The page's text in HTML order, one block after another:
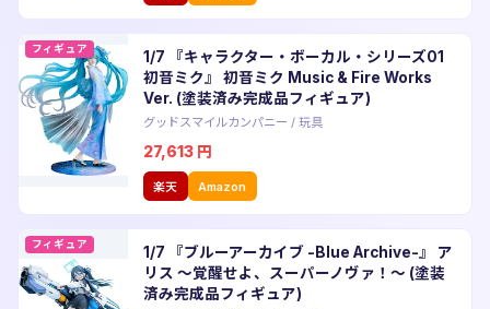
フィギュア
1/7 『キャラクター・ボーカル・シリーズ01
初音ミク』 初音ミク Music & Fire Works
Ver. (塗装済み完成品フィギュア)
グッドスマイルカンパニー / 玩具
27,613 円
楽天 Amazon
フィギュア
1/7 『ブルーアーカイブ -Blue Archive-』 ア
リス 〜覚醒せよ、スーパーノヴァ！〜 (塗装
済み完成品フィギュア)